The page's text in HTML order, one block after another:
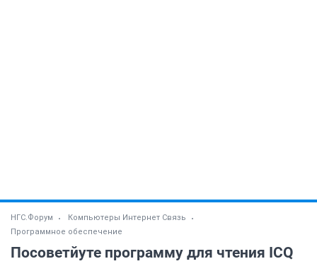
НГС.Форум
Компьютеры Интернет Связь
Программное обеспечение
Посоветйуте программу для чтения ICQ